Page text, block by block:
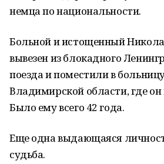
немца по национальности.
Больной и истощенный
вывезен из блокадного
поезда и поместили в
Владимирской области, где он
Было ему всего 42 года.
Еще одна выдающаяся
судьба.